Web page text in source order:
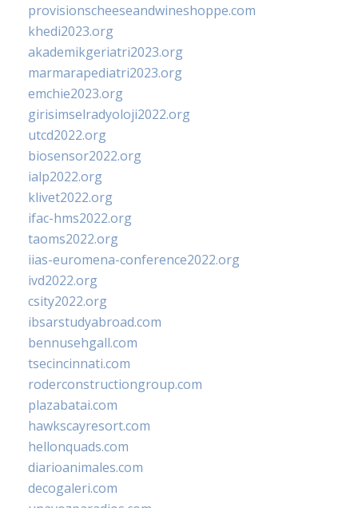
provisionscheeseandwineshoppe.com
khedi2023.org
akademikgeriatri2023.org
marmarapediatri2023.org
emchie2023.org
girisimselradyoloji2022.org
utcd2022.org
biosensor2022.org
ialp2022.org
klivet2022.org
ifac-hms2022.org
taoms2022.org
iias-euromena-conference2022.org
ivd2022.org
csity2022.org
ibsarstudyabroad.com
bennusehgall.com
tsecincinnati.com
roderconstructiongroup.com
plazabatai.com
hawkscayresort.com
hellonquads.com
diarioanimales.com
decogaleri.com